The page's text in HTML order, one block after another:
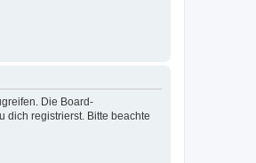
Die Board-
dich registrierst. Bitte beachte